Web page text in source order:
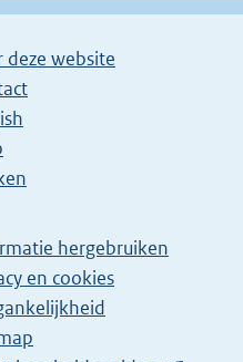
deze website
hergebruiken
en cookies